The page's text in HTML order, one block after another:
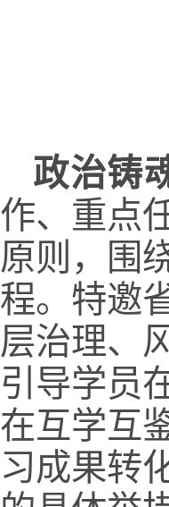
政治铸
作、重点
原则，围
程。特邀
层治理、
引导学员
在互学互
习成果转